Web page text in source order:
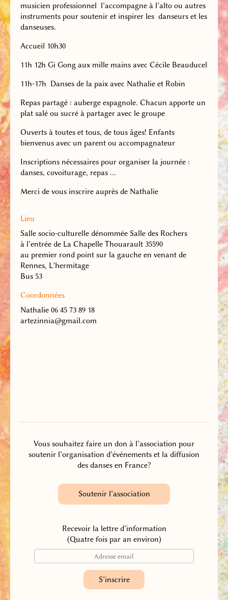
musicien professionnel l’accompagne à l’alto ou autres
instruments pour soutenir et inspirer les danseurs et les
danseuses.
Accueil 10h30
11h 12h Gi Gong aux mille mains avec Cécile Beauducel
11h-17h Danses de la paix avec Nathalie et Robin
Repas partagé : auberge espagnole. Chacun apporte un
plat salé ou sucré à partager avec le groupe
Ouverts à toutes et tous, de tous âges! Enfants
bienvenus avec un parent ou accompagnateur
Inscriptions nécessaires pour organiser la journée :
danses, covoiturage, repas …
Merci de vous inscrire auprès de Nathalie
Lieu
Salle socio-culturelle dénommée Salle des Rochers
à l’entrée de La Chapelle Thouarault 35590
au premier rond point sur la gauche en venant de
Rennes, L’hermitage
Bus 53
Coordonnées
Nathalie 06 45 73 89 18
artezinnia@gmail.com
Vous souhaitez faire un don à l’association pour
soutenir l’organisation d’événements et la diffusion
des danses en France?
Soutenir l’association
Recevoir la lettre d’information
(Quatre fois par an environ)